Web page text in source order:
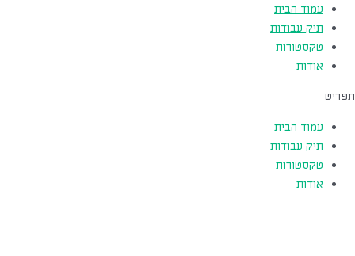
עמוד הבית
תיק עבודות
טקסטורות
אודות
תפריט
עמוד הבית
תיק עבודות
טקסטורות
אודות